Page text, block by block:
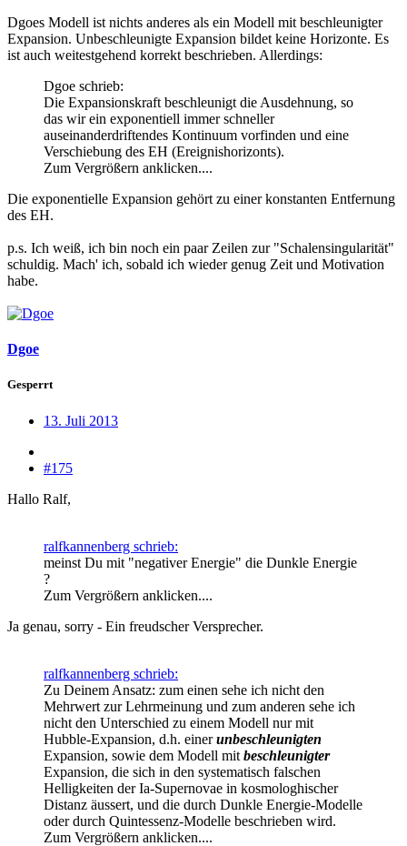
Dgoes Modell ist nichts anderes als ein Modell mit beschleunigter
Expansion. Unbeschleunigte Expansion bildet keine Horizonte. Es
ist auch weitestgehend korrekt beschrieben. Allerdings:
Dgoe schrieb:
Die Expansionskraft beschleunigt die Ausdehnung, so
das wir ein exponentiell immer schneller
auseinanderdriftendes Kontinuum vorfinden und eine
Verschiebung des EH (Ereignishorizonts).
Zum Vergrößern anklicken....
Die exponentielle Expansion gehört zu einer konstanten Entfernung
des EH.
p.s. Ich weiß, ich bin noch ein paar Zeilen zur "Schalensingularität"
schuldig. Mach' ich, sobald ich wieder genug Zeit und Motivation
habe.
Dgoe
Gesperrt
13. Juli 2013
#175
Hallo Ralf,
ralfkannenberg schrieb:
meinst Du mit "negativer Energie" die Dunkle Energie
?
Zum Vergrößern anklicken....
Ja genau, sorry - Ein freudscher Versprecher.
ralfkannenberg schrieb:
Zu Deinem Ansatz: zum einen sehe ich nicht den
Mehrwert zur Lehrmeinung und zum anderen sehe ich
nicht den Unterschied zu einem Modell nur mit
Hubble-Expansion, d.h. einerunbeschleunigten
Expansion, sowie dem Modell mit beschleunigter
Expansion, die sich in den systematisch falschen
Helligkeiten der Ia-Supernovae in kosmologhischer
Distanz äussert, und die durch Dunkle Energie-Modelle
oder durch Quintessenz-Modelle beschrieben wird.
Zum Vergrößern anklicken....